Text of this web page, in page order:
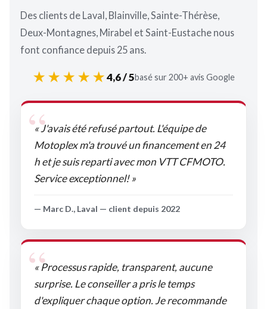
Des clients de Laval, Blainville, Sainte-Thérèse,
Deux-Montagnes, Mirabel et Saint-Eustache nous
font confiance depuis 25 ans.
★★★★★4,6 / 5basé sur 200+ avis Google
« J'avais été refusé partout. L'équipe de
Motoplex m'a trouvé un financement en 24
h et je suis reparti avec mon VTT CFMOTO.
Service exceptionnel! »
— Marc D., Laval — client depuis 2022
« Processus rapide, transparent, aucune
surprise. Le conseiller a pris le temps
d'expliquer chaque option. Je recommande